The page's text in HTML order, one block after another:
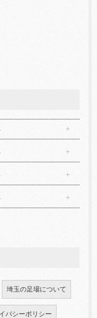
埼玉の足場について
バシーポリシー